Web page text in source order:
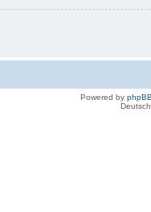
Powered by phpBB